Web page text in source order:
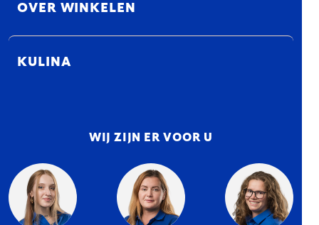
OVER WINKELEN
KULINA
WIJ ZIJN ER VOOR U